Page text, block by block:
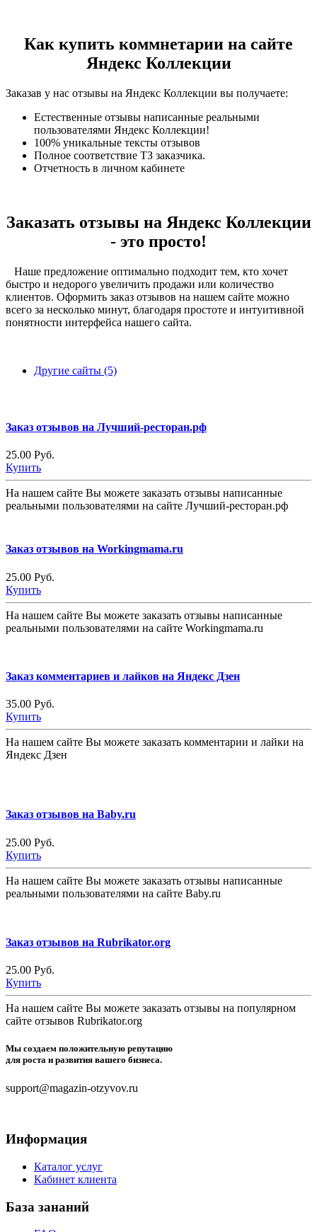
Как купить коммнетарии на сайте
Яндекс Коллекции
Заказав у нас отзывы на Яндекс Коллекции вы получаете:
Естественные отзывы написанные реальными
пользователями Яндекс Коллекции!
100% уникальные тексты отзывов
Полное соответствие ТЗ заказчика.
Отчетность в личном кабинете
Заказать отзывы на Яндекс Коллекции
- это просто!
Наше предложение оптимально подходит тем, кто хочет
быстро и недорого увеличить продажи или количество
клиентов. Оформить заказ отзывов на нашем сайте можно
всего за несколько минут, благодаря простоте и интуитивной
понятности интерфейса нашего сайта.
Другие сайты (5)
Заказ отзывов на Лучший-ресторан.рф
25.00 Руб.
Купить
На нашем сайте Вы можете заказать отзывы написанные
реальными пользователями на сайте Лучший-ресторан.рф
Заказ отзывов на Workingmama.ru
25.00 Руб.
Купить
На нашем сайте Вы можете заказать отзывы написанные
реальными пользователями на сайте Workingmama.ru
Заказ комментариев и лайков на Яндекс Дзен
35.00 Руб.
Купить
На нашем сайте Вы можете заказать комментарии и лайки на
Яндекс Дзен
Заказ отзывов на Baby.ru
25.00 Руб.
Купить
На нашем сайте Вы можете заказать отзывы написанные
реальными пользователями на сайте Baby.ru
Заказ отзывов на Rubrikator.org
25.00 Руб.
Купить
На нашем сайте Вы можете заказать отзывы на популярном
сайте отзывов Rubrikator.org
Мы создаем положительную репутацию
для роста и развития вашего бизнеса.
support@magazin-otzyvov.ru
Информация
Каталог услуг
Кабинет клиента
База зананий